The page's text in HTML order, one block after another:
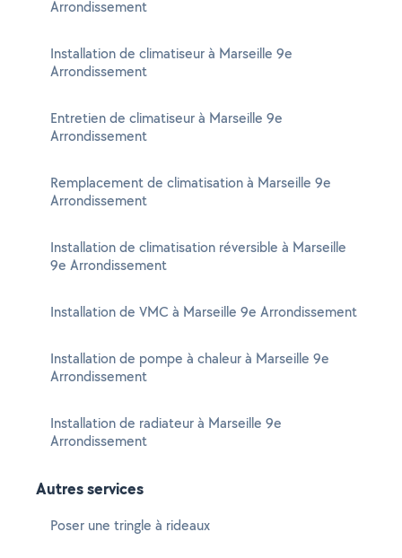
Arrondissement
Installation de climatiseur à Marseille 9e
Arrondissement
Entretien de climatiseur à Marseille 9e
Arrondissement
Remplacement de climatisation à Marseille 9e
Arrondissement
Installation de climatisation réversible à Marseille
9e Arrondissement
Installation de VMC à Marseille 9e Arrondissement
Installation de pompe à chaleur à Marseille 9e
Arrondissement
Installation de radiateur à Marseille 9e
Arrondissement
Autres services
Poser une tringle à rideaux